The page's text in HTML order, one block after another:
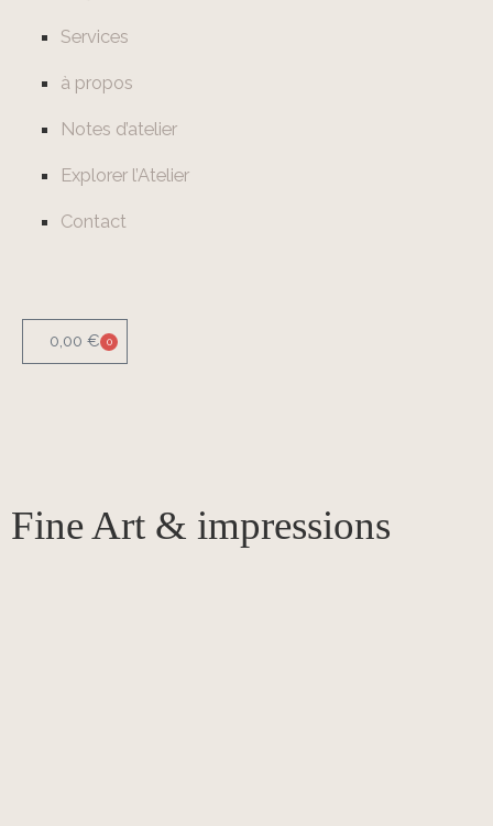
Services
à propos
Notes d’atelier
Explorer l’Atelier
Contact
0,00 € 0
Fine Art & impressions